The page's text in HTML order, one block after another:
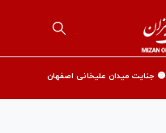
🟡 جنایت میدان علیخانی اصفهان